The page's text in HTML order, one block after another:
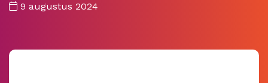
9 augustus 2024